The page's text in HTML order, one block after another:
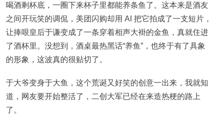
喝酒剩杯底，一圈下来杯子里都能养条鱼了。这本来是酒友
之间开玩笑的调侃，美团闪购却用 AI 把它拍成了一支短片，
让捧哏皇后于谦变成了一条穿着相声大褂的金鱼，真就住进
了酒杯里。没想到，酒桌最热黑话“养鱼”，也终于有了具象
的形象，这波真的很贴切了。
于大爷变身于大鱼，这个荒诞又好笑的创意一出来，我就知
道，网友要开始整活了，二创大军已经在来造热梗的路上
了。